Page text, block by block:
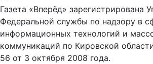
Газета «Вперёд» зарегистрирована
Федеральной службы по надзору в
информационных технологий и
коммуникаций по Кировской
56 от 3 октября 2008 года.